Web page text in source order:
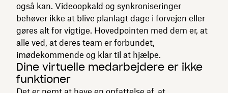
også kan. Videoopkald og synkroniseringer
behøver ikke at blive planlagt dage i forvejen eller
gøres alt for vigtige. Hovedpointen med dem er, at
alle ved, at deres team er forbundet,
imødekommende og klar til at hjælpe.
Dine virtuelle medarbejdere er ikke
funktioner